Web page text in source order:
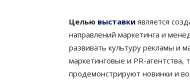
Целью выставки является
направлений маркетинга и
развивать культуру рекламы и
маркетинговые и PR-
продемонстрируют новинки и